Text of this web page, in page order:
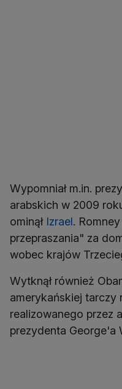
Wypomniał m.in.
arabskich w 2009
ominął Izrael.
przepraszania" za
wobec krajów
Wytknął również
amerykańskiej tarczy
realizowanego przez
prezydenta George'a